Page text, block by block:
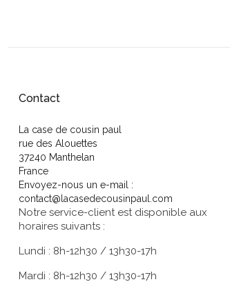
Contact
La case de cousin paul
rue des Alouettes
37240 Manthelan
France
Envoyez-nous un e-mail :
contact@lacasedecousinpaul.com
Notre service-client est disponible aux
horaires suivants :
Lundi : 8h-12h30 / 13h30-17h
Mardi : 8h-12h30 / 13h30-17h